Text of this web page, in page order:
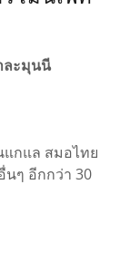
ละมุนนี
กแล สมอไทย
ๆ อีกกว่า 30